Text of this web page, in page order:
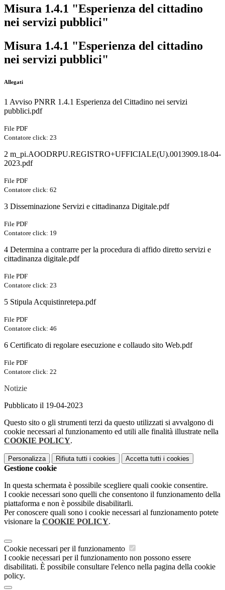
Misura 1.4.1 "Esperienza del cittadino
nei servizi pubblici"
Misura 1.4.1 "Esperienza del cittadino
nei servizi pubblici"
Allegati
1 Avviso PNRR 1.4.1 Esperienza del Cittadino nei servizi
pubblici.pdf
File PDF
Contatore click: 23
2 m_pi.AOODRPU.REGISTRO+UFFICIALE(U).0013909.18-04-
2023.pdf
File PDF
Contatore click: 62
3 Disseminazione Servizi e cittadinanza Digitale.pdf
File PDF
Contatore click: 19
4 Determina a contrarre per la procedura di affido diretto servizi e
cittadinanza digitale.pdf
File PDF
Contatore click: 23
5 Stipula Acquistinretepa.pdf
File PDF
Contatore click: 46
6 Certificato di regolare esecuzione e collaudo sito Web.pdf
File PDF
Contatore click: 22
Notizie
Pubblicato il 19-04-2023
Questo sito o gli strumenti terzi da questo utilizzati si avvalgono di
cookie necessari al funzionamento ed utili alle finalità illustrate nella
COOKIE POLICY.
Personalizza Rifiuta tutti i cookies Accetta tutti i cookies
Gestione cookie
In questa schermata è possibile scegliere quali cookie consentire.
I cookie necessari sono quelli che consentono il funzionamento della
piattaforma e non è possibile disabilitarli.
Per conoscere quali sono i cookie necessari al funzionamento potete
visionare la COOKIE POLICY.
Cookie necessari per il funzionamento
I cookie necessari per il funzionamento non possono essere
disabilitati. È possibile consultare l'elenco nella pagina della cookie
policy.